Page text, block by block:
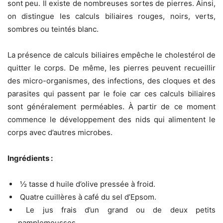
sont peu. Il existe de nombreuses sortes de pierres. Ainsi,
on distingue les calculs biliaires rouges, noirs, verts,
sombres ou teintés blanc.
La présence de calculs biliaires empêche le cholestérol de
quitter le corps. De même, les pierres peuvent recueillir
des micro-organismes, des infections, des cloques et des
parasites qui passent par le foie car ces calculs biliaires
sont généralement perméables. À partir de ce moment
commence le développement des nids qui alimentent le
corps avec d’autres microbes.
Ingrédients :
½ tasse d huile d’olive pressée à froid.
Quatre cuillères à café du sel d’Epsom.
Le jus frais d’un grand ou de deux petits